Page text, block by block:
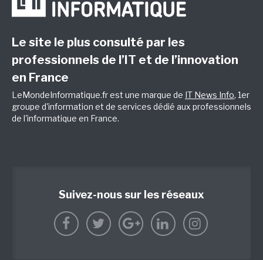
Le site le plus consulté par les
professionnels de l’IT et de l’innovation
en France
LeMondeInformatique.fr est une marque de IT News Info, 1er
groupe d'information et de services dédié aux professionnels
de l'informatique en France.
Suivez-nous sur les réseaux